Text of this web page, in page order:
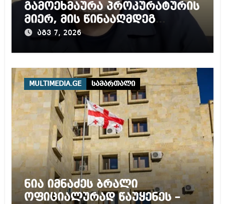
გამოეხმაურა პროკურატურის
მიერ, მის წინააღმდეგ
დაწყებულ გამოძიებას
აგვ 7, 2026
MULTIMEDIA.GE სამართალი
ნია იმნაძეს ბრალი
ოფიციალურად წაუყენეს –